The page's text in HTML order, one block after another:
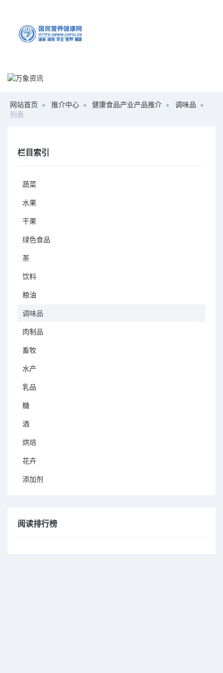
网站首页 推介中心 健康食品产业产品推介
调味品
列表
栏目索引
蔬菜
水果
干果
绿色食品
茶
饮料
粮油
调味品
肉制品
畜牧
水产
乳品
糖
酒
烘焙
花卉
添加剂
阅读排行榜